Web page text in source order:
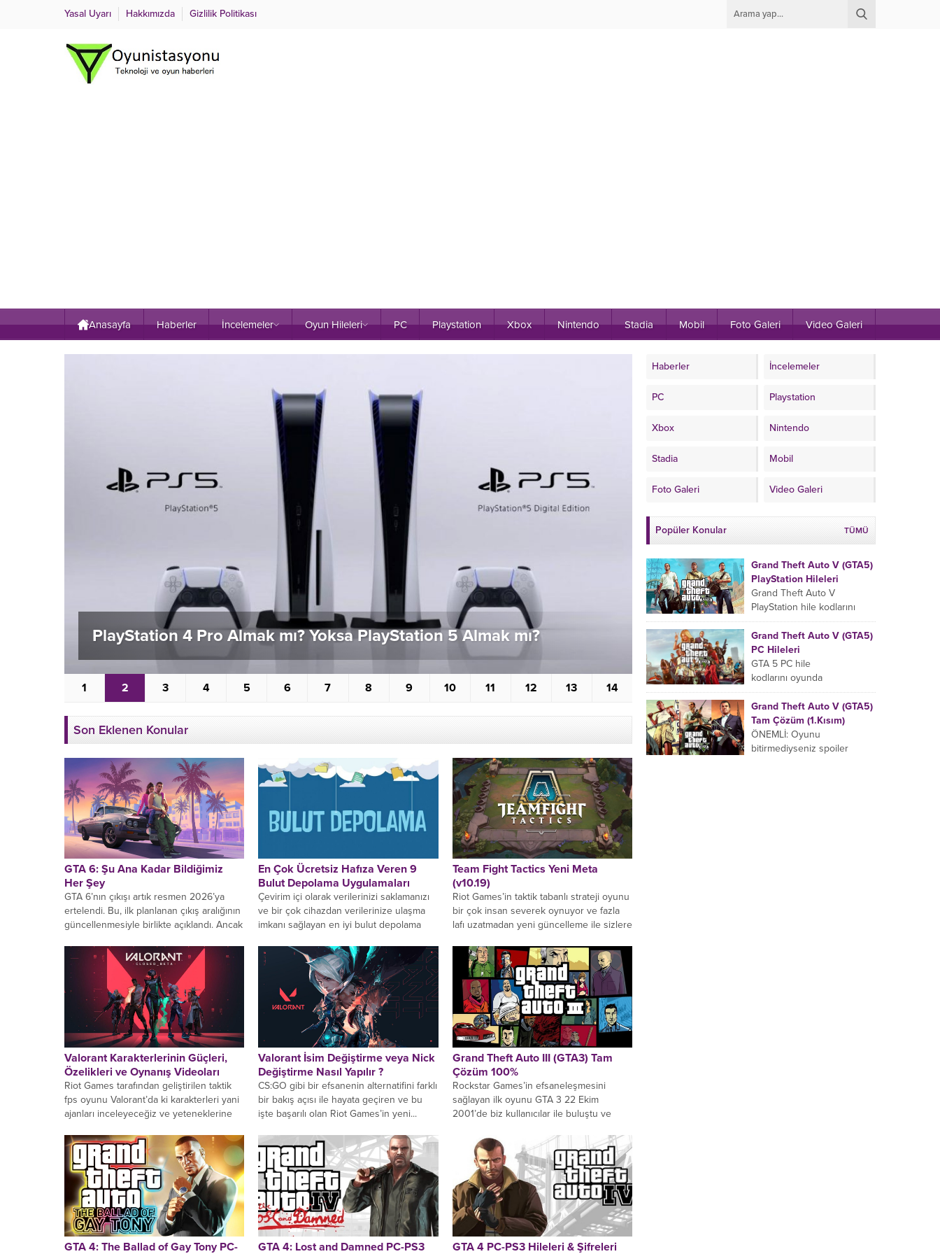
Yasal Uyarı Hakkımızda Gizlilik Politikası
Anasayfa Haberler İncelemeler Oyun Hileleri PC Playstation Xbox Nintendo Stadia Mobil Foto Galeri Video Galeri
PlayStation 4 Pro Almak mı? Yoksa PlayStation 5 Almak mı? Valorant Sistem Gereksinimleri,
1 2 3 4 5 6 7 8 9 10 11 12 13 14
Son Eklenen Konular
GTA 6: Şu Ana Kadar Bildiğimiz
Her Şey
GTA 6’nın çıkışı artık resmen 2026’ya
ertelendi. Bu, ilk planlanan çıkış aralığının
güncellenmesiyle birlikte açıklandı. Ancak
En Çok Ücretsiz Hafıza Veren 9
Bulut Depolama Uygulamaları
Çevirim içi olarak verilerinizi saklamanızı
ve bir çok cihazdan verilerinize ulaşma
imkanı sağlayan en iyi bulut depolama
Team Fight Tactics Yeni Meta
(v10.19)
Riot Games’in taktik tabanlı strateji oyunu
bir çok insan severek oynuyor ve fazla
lafı uzatmadan yeni güncelleme ile sizlere
Valorant Karakterlerinin Güçleri,
Özelikleri ve Oynanış Videoları
Riot Games tarafından geliştirilen taktik
fps oyunu Valorant’da ki karakterleri yani
ajanları inceleyeceğiz ve yeteneklerine
nişan...
Valorant İsim Değiştirme veya Nick
Değiştirme Nasıl Yapılır ?
CS:GO gibi bir efsanenin alternatifini farklı
bir bakış açısı ile hayata geçiren ve bu
işte başarılı olan Riot Games’in yeni...
Grand Theft Auto III (GTA3) Tam
Çözüm 100%
Rockstar Games’in efsaneleşmesini
sağlayan ilk oyunu GTA 3 22 Ekim
2001’de biz kullanıcılar ile buluştu ve
GTA 4: The Ballad of Gay Tony PC-
GTA 4: Lost and Damned PC-PS3
GTA 4 PC-PS3 Hileleri & Şifreleri
Haberler İncelemeler
PC Playstation
Xbox Nintendo
Stadia Mobil
Foto Galeri Video Galeri
Popüler Konular TÜMÜ
Grand Theft Auto V (GTA5)
PlayStation Hileleri
Grand Theft Auto V
PlayStation hile kodlarını
oyun esnasında sıralamaya
uyarak gire bilirsiniz yada
pause ekranında da bu hile
kodlarını...
Grand Theft Auto V (GTA5)
PC Hileleri
GTA 5 PC hile
kodlarını oyunda
aktifleştirmek için aşağıdaki
hile kodlarını klavyenizdeki ,
veya tuşuna basarak açılan
bölüme girin....
Grand Theft Auto V (GTA5)
Tam Çözüm (1.Kısım)
ÖNEMLİ: Oyunu
bitirmediyseniz spoiler